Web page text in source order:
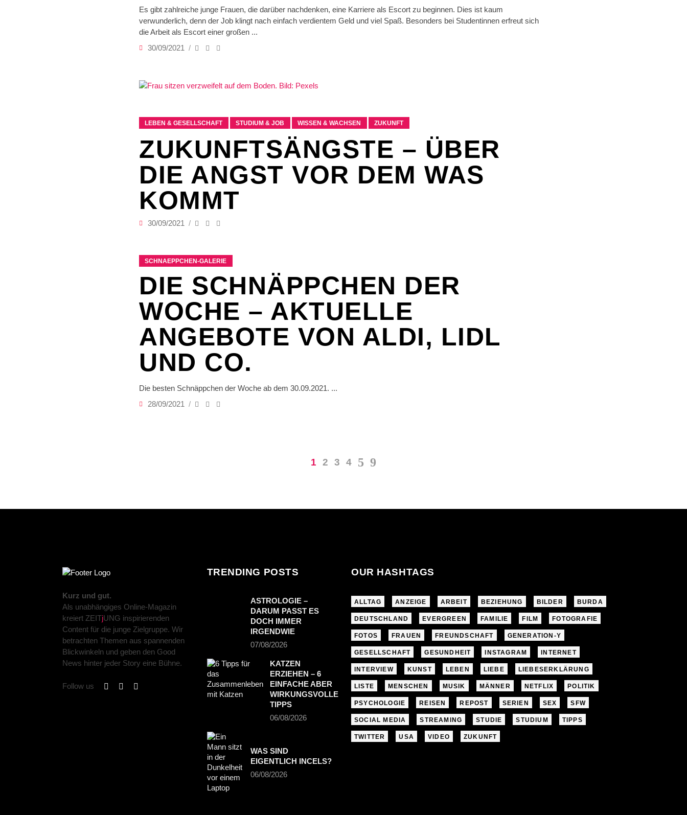
Es gibt zahlreiche junge Frauen, die darüber nachdenken, eine Karriere als Escort zu beginnen. Dies ist kaum
verwunderlich, denn der Job klingt nach einfach verdientem Geld und viel Spaß. Besonders bei Studentinnen erfreut sich
die Arbeit als Escort einer großen
30/09/2021
LEBEN & GESELLSCHAFT STUDIUM & JOB WISSEN & WACHSEN ZUKUNFT
ZUKUNFTSÄNGSTE – ÜBER
DIE ANGST VOR DEM WAS
KOMMT
30/09/2021
SCHNAEPPCHEN-GALERIE
DIE SCHNÄPPCHEN DER
WOCHE – AKTUELLE
ANGEBOTE VON ALDI, LIDL
UND CO.
Die besten Schnäppchen der Woche ab dem 30.09.2021.
28/09/2021
1 2 3 4
Kurz und gut.
Als unabhängiges Online-Magazin
kreiert ZEITjUNG inspirierenden
Content für die junge Zielgruppe. Wir
betrachten Themen aus spannenden
Blickwinkeln und geben den Good
News hinter jeder Story eine Bühne.
Follow us
TRENDING POSTS
ASTROLOGIE –
DARUM PASST ES
DOCH IMMER
IRGENDWIE
07/08/2026
KATZEN
ERZIEHEN – 6
EINFACHE ABER
WIRKUNGSVOLLE
TIPPS
06/08/2026
WAS SIND
EIGENTLICH INCELS?
06/08/2026
OUR HASHTAGS
ALLTAG ANZEIGE ARBEIT BEZIEHUNG BILDER BURDA
DEUTSCHLAND EVERGREEN FAMILIE FILM FOTOGRAFIE
FOTOS FRAUEN FREUNDSCHAFT GENERATION-Y
GESELLSCHAFT GESUNDHEIT INSTAGRAM INTERNET
INTERVIEW KUNST LEBEN LIEBE LIEBESERKLÄRUNG
LISTE MENSCHEN MUSIK MÄNNER NETFLIX POLITIK
PSYCHOLOGIE REISEN REPOST SERIEN SEX SFW
SOCIAL MEDIA STREAMING STUDIE STUDIUM TIPPS
TWITTER USA VIDEO ZUKUNFT